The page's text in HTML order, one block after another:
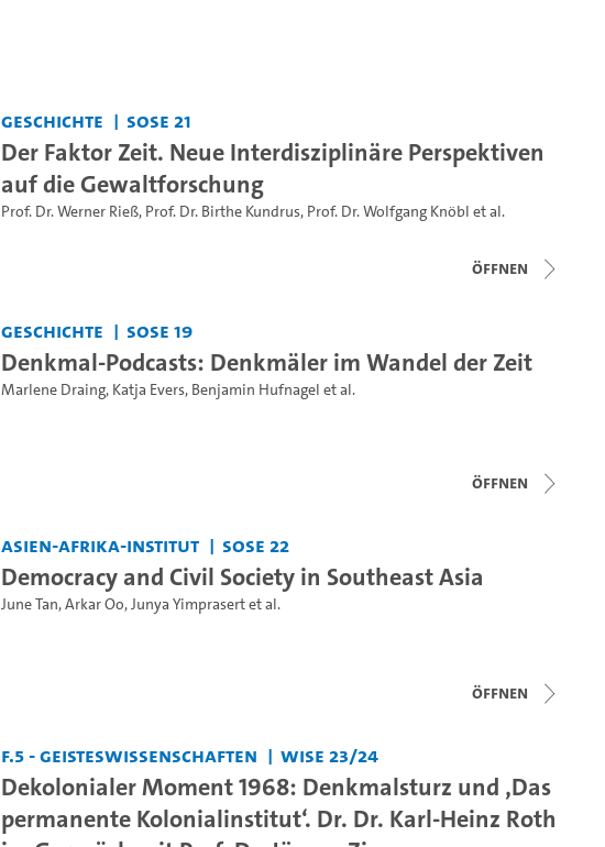
Geschichte SoSe 21
Der Faktor Zeit. Neue Interdisziplinäre Perspektiven
auf die Gewaltforschung
Prof. Dr. Werner Rieß, Prof. Dr. Birthe Kundrus, Prof. Dr. Wolfgang Knöbl et al.
Öffnen
Geschichte SoSe 19
Denkmal-Podcasts: Denkmäler im Wandel der Zeit
Marlene Draing, Katja Evers, Benjamin Hufnagel et al.
Öffnen
Asien-Afrika-Institut SoSe 22
Democracy and Civil Society in Southeast Asia
June Tan,Arkar Oo,Junya Yimprasertet al.
Öffnen
F.5 - Geisteswissenschaften WiSe 23/24
Dekolonialer Moment 1968: Denkmalsturz und ‚Das
permanente Kolonialinstitut‘. Dr. Dr. Karl-Heinz Roth